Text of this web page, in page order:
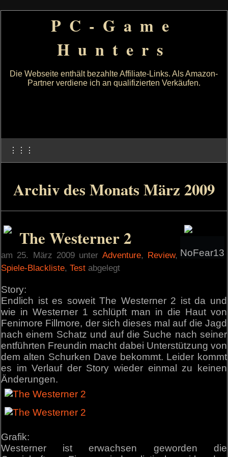
PC-Game
Hunters
Die Webseite enthält bezahlte Affiliate-Links. Als Amazon-
Partner verdiene ich an qualifizierten Verkäufen.
⋮⋮⋮
Archiv des Monats März 2009
NoFear13
The Westerner 2
am 25. März 2009 unter Adventure, Review,
Spiele-Blackliste,Test abgelegt
Story:
Endlich ist es soweit The Westerner 2 ist da und
wie in Westerner 1 schlüpft man in die Haut von
Fenimore Fillmore, der sich dieses mal auf die Jagd
nach einem Schatz und auf die Suche nach seiner
entführten Freundin macht dabei Unterstützung von
dem alten Schurken Dave bekommt. Leider kommt
es im Verlauf der Story wieder einmal zu keinen
Änderungen.
Grafik:
Westerner ist erwachsen geworden die